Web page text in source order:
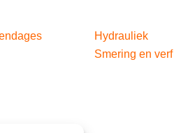
Hydrauliek
Smering en verf